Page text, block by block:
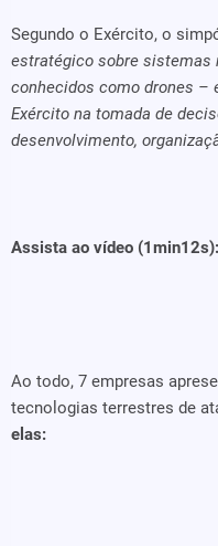
Segundo o Exército, o
estratégico sobre sistemas
conhecidos como drones –
Exército na tomada de
desenvolvimento,
Assista ao vídeo (1min12s):
Ao todo, 7 empresas
tecnologias terrestres de
elas: